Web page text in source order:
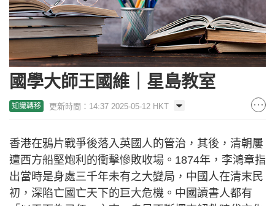
國學大師王國維｜星島教室
知識轉移 更新時間：14:37 2025-05-12 HKT
香港在鴉片戰爭後落入英國人的管治，其後，清朝屢
遭西方船堅炮利的衝擊慘敗收場。1874年，李鴻章指
出當時是身處三千年未有之大變局，中國人在清末民
初，深陷亡國亡天下的巨大危機。中國讀書人都有